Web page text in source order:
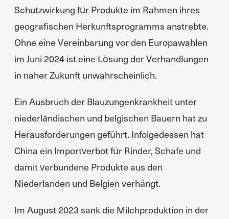
Schutzwirkung für Produkte im Rahmen ihres
geografischen Herkunftsprogramms anstrebte.
Ohne eine Vereinbarung vor den Europawahlen
im Juni 2024 ist eine Lösung der Verhandlungen
in naher Zukunft unwahrscheinlich.
Ein Ausbruch der Blauzungenkrankheit unter
niederländischen und belgischen Bauern hat zu
Herausforderungen geführt. Infolgedessen hat
China ein Importverbot für Rinder, Schafe und
damit verbundene Produkte aus den
Niederlanden und Belgien verhängt.
Im August 2023 sank die Milchproduktion in der